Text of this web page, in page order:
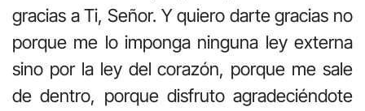
gracias a Ti, Señor. Y quiero darte gracias no
porque me lo imponga ninguna ley externa
sino por la ley del corazón, porque me sale
de dentro, porque disfruto agradeciéndote